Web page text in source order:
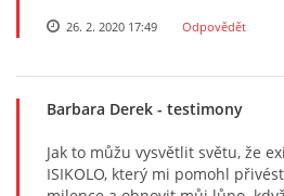
26. 2. 2020 17:49 Odpovědět
Barbara Derek - testimony
Jak to můžu vysvětlit světu, že
ISIKOLO, který mi pomohl